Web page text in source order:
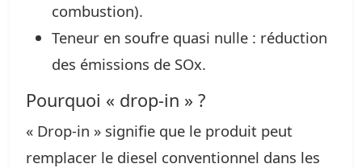
combustion).
Teneur en soufre quasi nulle : réduction
des émissions de SOx.
Pourquoi « drop‑in » ?
« Drop‑in » signifie que le produit peut
remplacer le diesel conventionnel dans les